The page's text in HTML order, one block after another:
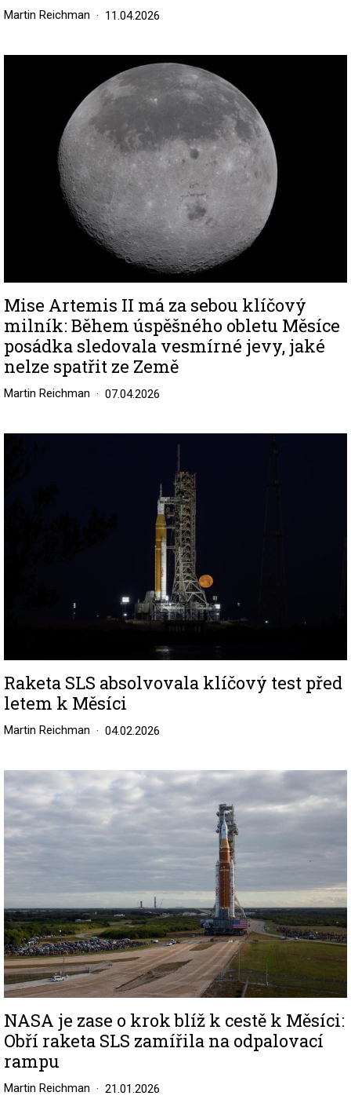
Martin Reichman 11.04.2026
Mise Artemis II má za sebou klíčový
milník: Během úspěšného obletu Měsíce
posádka sledovala vesmírné jevy, jaké
nelze spatřit ze Země
Martin Reichman 07.04.2026
Raketa SLS absolvovala klíčový test před
letem k Měsíci
Martin Reichman 04.02.2026
Image
NASA je zase o krok blíž k cestě k Měsíci:
Obří raketa SLS zamířila na odpalovací
rampu
Martin Reichman 21.01.2026